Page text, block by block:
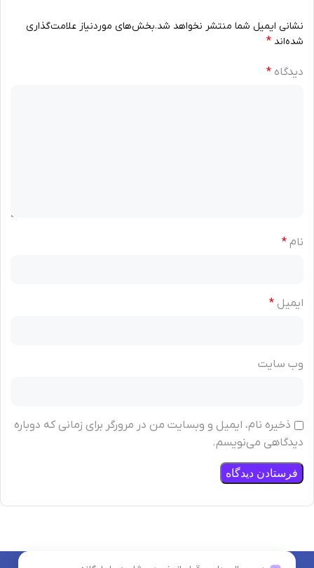
نشانی ایمیل شما منتشر نخواهد شد.بخش‌های موردنیاز علامت‌گذاری
شده‌اند *
دیدگاه *
نام *
ایمیل *
وب‌ سایت
ذخیره نام، ایمیل و وبسایت من در مرورگر برای زمانی که دوباره
دیدگاهی می‌نویسم.